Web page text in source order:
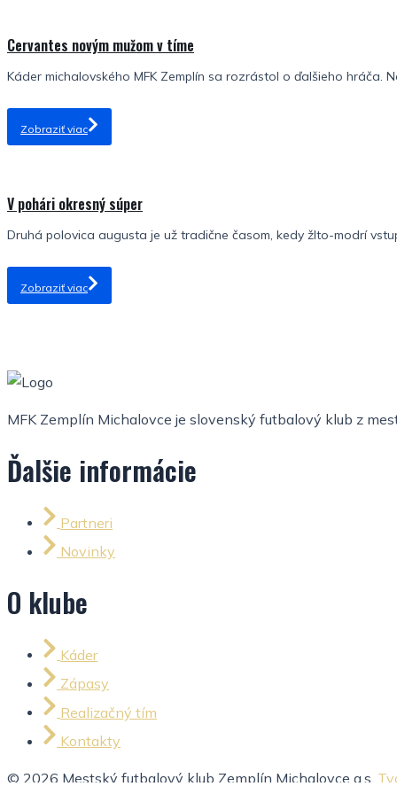
Cervantes novým mužom v tíme
Káder michalovského MFK Zemplín sa rozrástol o ďalšieho hráča.
Zobraziť viac
V pohári okresný súper
Druhá polovica augusta je už tradične časom, kedy žlto-modrí
Zobraziť viac
MFK Zemplín Michalovce je slovenský futbalový klub z
Ďalšie informácie
Partneri
Novinky
O klube
Káder
Zápasy
Realizačný tím
Kontakty
© 2026 Mestský futbalový klub Zemplín Michalovce a.s.